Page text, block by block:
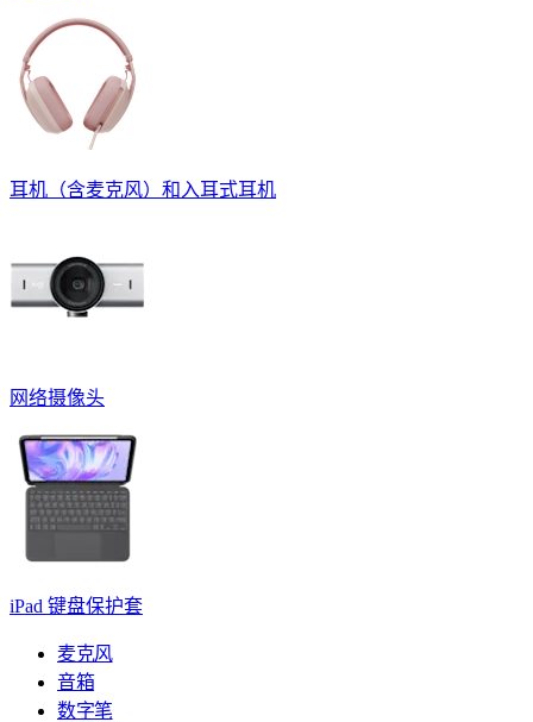
耳机（含麦克风）和入耳式耳机
网络摄像头
iPad 键盘保护套
麦克风
音箱
数字笔